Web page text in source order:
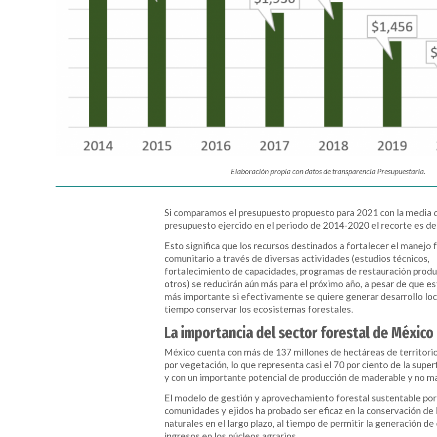
Elaboración propia con datos de transparencia Presupuestaria.
Si comparamos el presupuesto propuesto para 2021 con la media
presupuesto ejercido en el periodo de 2014-2020 el recorte es de
Esto significa que los recursos destinados a fortalecer el manejo
comunitario a través de diversas actividades (estudios técnicos,
fortalecimiento de capacidades, programas de restauración
otros) se reducirán aún más para el próximo año, a pesar de que
más importante si efectivamente se quiere generar desarrollo
tiempo conservar los ecosistemas forestales.
La importancia del sector forestal de México
México cuenta con más de 137 millones de hectáreas de
por vegetación, lo que representa casi el 70 por ciento de la
y con un importante potencial de producción de maderable y no
El modelo de gestión y aprovechamiento forestal sustentable
comunidades y ejidos ha probado ser eficaz en la conservación de
naturales en el largo plazo, al tiempo de permitir la generación de